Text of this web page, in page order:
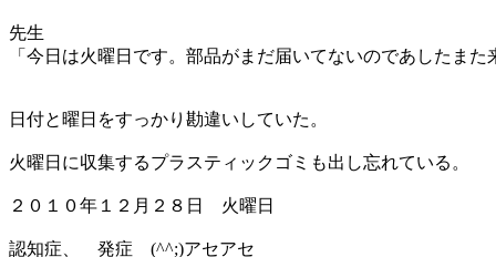
先生
「今日は火曜日です。部品がまだ届いてないのであしたまた
日付と曜日をすっかり勘違いしていた。
火曜日に収集するプラスティックゴミも出し忘れている。
２０１０年１２月２８日 火曜日
認知症、 発症 (^^;)アセアセ